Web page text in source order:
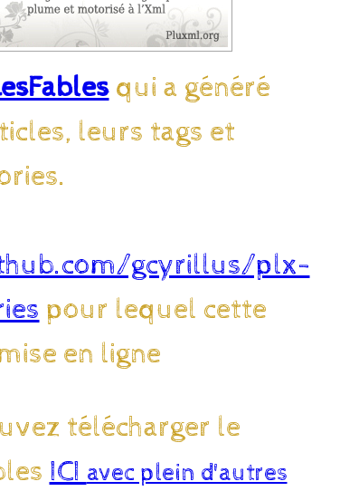
qui a généré
leurs tags et
gcyrillus/plx-
pour lequel cette
en ligne
télécharger le
ICI avec plein d'autres